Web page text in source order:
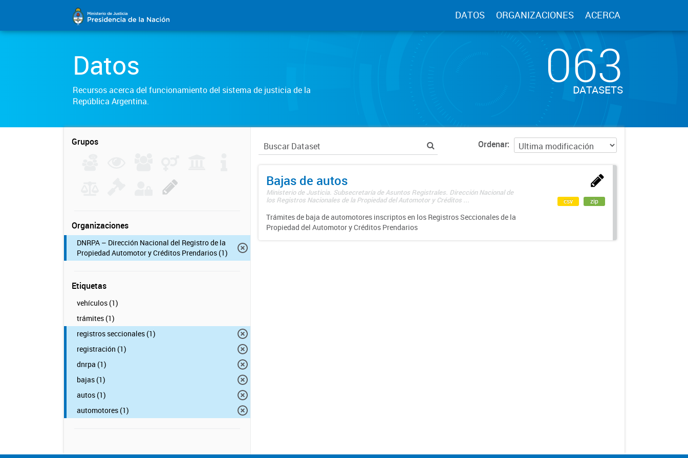
DATOS ORGANIZACIONES ACERCA
Datos
Recursos acerca del funcionamiento del sistema de justicia de la
República Argentina.
063
DATASETS
Grupos
Organizaciones
DNRPA – Dirección Nacional del Registro de la
Propiedad Automotor y Créditos Prendarios (1)
Etiquetas
vehículos (1)
trámites (1)
registros seccionales (1)
registración (1)
dnrpa (1)
bajas (1)
autos (1)
automotores (1)
Ordenar
Bajas de autos
Ministerio de Justicia. Subsecretaría de Asuntos Registrales. Dirección Nacional de
los Registros Nacionales de la Propiedad del Automotor y Créditos ...
Trámites de baja de automotores inscriptos en los Registros Seccionales de la
Propiedad del Automotor y Créditos Prendarios
csv zip